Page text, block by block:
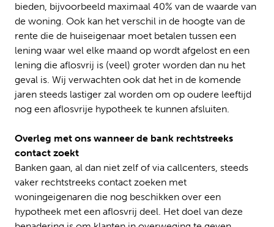
bieden, bijvoorbeeld maximaal 40% van de waarde van
de woning. Ook kan het verschil in de hoogte van de
rente die de huiseigenaar moet betalen tussen een
lening waar wel elke maand op wordt afgelost en een
lening die aflosvrij is (veel) groter worden dan nu het
geval is. Wij verwachten ook dat het in de komende
jaren steeds lastiger zal worden om op oudere leeftijd
nog een aflosvrije hypotheek te kunnen afsluiten.
Overleg met ons wanneer de bank rechtstreeks
contact zoekt
Banken gaan, al dan niet zelf of via callcenters, steeds
vaker rechtstreeks contact zoeken met
woningeigenaren die nog beschikken over een
hypotheek met een aflosvrij deel. Het doel van deze